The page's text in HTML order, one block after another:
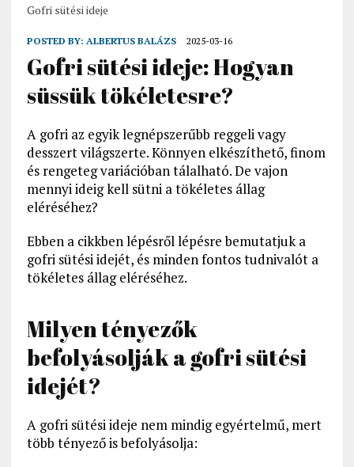
Gofri sütési ideje
POSTED BY: ALBERTUS BALÁZS 2025-03-16
Gofri sütési ideje: Hogyan
süssük tökéletesre?
A gofri az egyik legnépszerűbb reggeli vagy
desszert világszerte. Könnyen elkészíthető, finom
és rengeteg variációban tálalható. De vajon
mennyi ideig kell sütni a tökéletes állag
eléréséhez?
Ebben a cikkben lépésről lépésre bemutatjuk a
gofri sütési idejét, és minden fontos tudnivalót a
tökéletes állag eléréséhez.
Milyen tényezők
befolyásolják a gofri sütési
idejét?
A gofri sütési ideje nem mindig egyértelmű, mert
több tényező is befolyásolja: